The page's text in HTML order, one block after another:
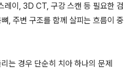
레이, 3D CT, 구강 스캔 등 필요한 검
, 주변 구조를 함께 살피는 흐름이 중
는 경우 단순히 치아 하나의 문제